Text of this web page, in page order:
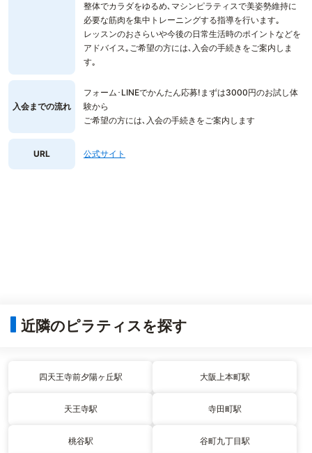
整体でカラダをゆるめ､マシンピラティスで美姿勢維持に
必要な筋肉を集中トレーニングする指導を行います｡
レッスンのおさらいや今後の日常生活時のポイントなどを
アドバイス｡ご希望の方には､入会の手続きをご案内しま
す｡
入会までの流れ
フォーム･LINEでかんたん応募!まずは3000円のお試し体
験から
ご希望の方には､入会の手続きをご案内します
URL 公式サイト
近隣のピラティスを探す
四天王寺前夕陽ヶ丘駅 大阪上本町駅
天王寺駅 寺田町駅
桃谷駅 谷町九丁目駅